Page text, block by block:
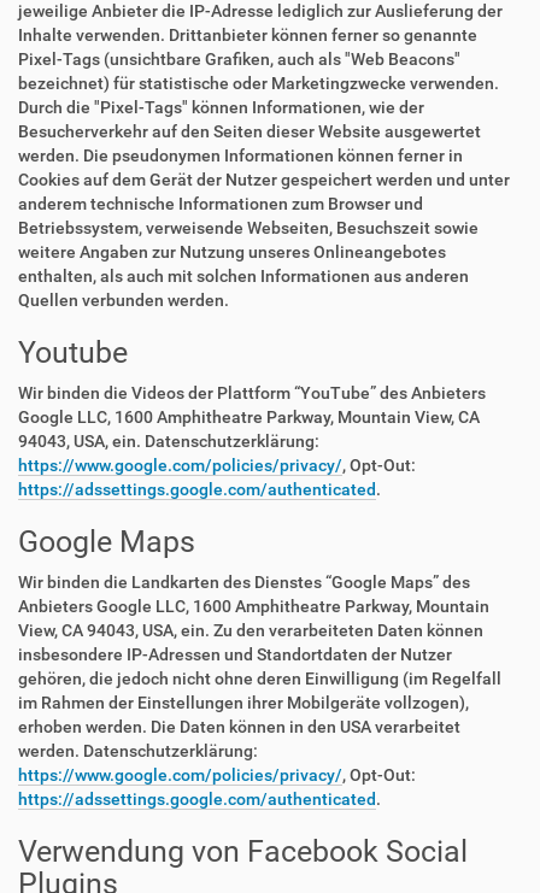
jeweilige Anbieter die IP-Adresse lediglich zur Auslieferung der
Inhalte verwenden. Drittanbieter können ferner so genannte
Pixel-Tags (unsichtbare Grafiken, auch als "Web Beacons"
bezeichnet) für statistische oder Marketingzwecke verwenden.
Durch die "Pixel-Tags" können Informationen, wie der
Besucherverkehr auf den Seiten dieser Website ausgewertet
werden. Die pseudonymen Informationen können ferner in
Cookies auf dem Gerät der Nutzer gespeichert werden und unter
anderem technische Informationen zum Browser und
Betriebssystem, verweisende Webseiten, Besuchszeit sowie
weitere Angaben zur Nutzung unseres Onlineangebotes
enthalten, als auch mit solchen Informationen aus anderen
Quellen verbunden werden.
Youtube
Wir binden die Videos der Plattform “YouTube” des Anbieters
Google LLC, 1600 Amphitheatre Parkway, Mountain View, CA
94043, USA, ein. Datenschutzerklärung:
https://www.google.com/policies/privacy/, Opt-Out:
https://adssettings.google.com/authenticated.
Google Maps
Wir binden die Landkarten des Dienstes “Google Maps” des
Anbieters Google LLC, 1600 Amphitheatre Parkway, Mountain
View, CA 94043, USA, ein. Zu den verarbeiteten Daten können
insbesondere IP-Adressen und Standortdaten der Nutzer
gehören, die jedoch nicht ohne deren Einwilligung (im Regelfall
im Rahmen der Einstellungen ihrer Mobilgeräte vollzogen),
erhoben werden. Die Daten können in den USA verarbeitet
werden. Datenschutzerklärung:
https://www.google.com/policies/privacy/, Opt-Out:
https://adssettings.google.com/authenticated.
Verwendung von Facebook Social
Plugins